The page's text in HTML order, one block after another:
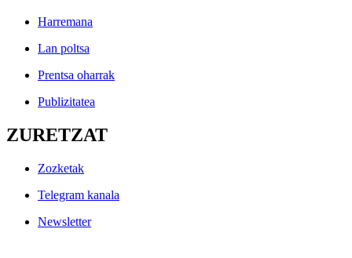
Harremana
Lan poltsa
Prentsa oharrak
Publizitatea
ZURETZAT
Zozketak
Telegram kanala
Newsletter